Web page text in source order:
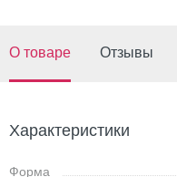
О товаре Отзывы
Характеристики
Форма